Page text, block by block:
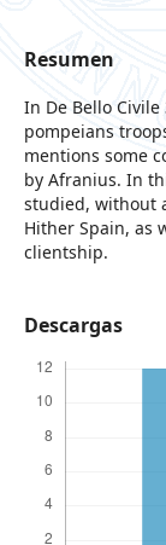
Resumen
In De Bello
pompeians
mentions some
by Afranius. In
studied, without
Hither Spain, as
clientship.
Descargas